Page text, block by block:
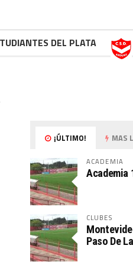
¡ÚLTIMO! MAS
ACADEMIA
Academia
CLUBES
Paso De